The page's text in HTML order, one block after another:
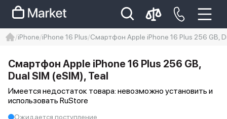
Iphone 14 pro max
айфон 14
iPhone iPhone 16 Plus Смартфон Apple iPhone 16 Plus 256 GB,
Смартфон Apple iPhone 16 Plus 256 GB,
Dual SIM (eSIM), Teal
Имеется недостаток товара: невозможно установить и
использовать RuStore
Ожидается поступление